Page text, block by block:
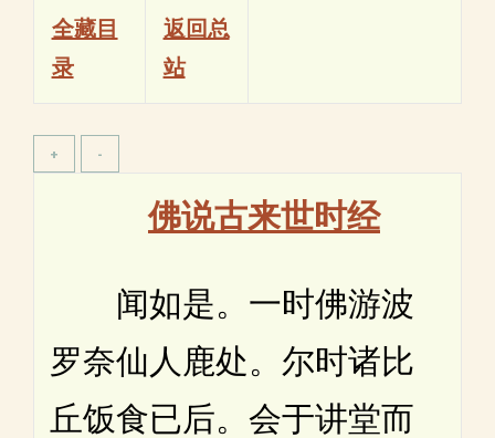
全藏目
录
返回总
站
佛说古来世时经
闻如是。一时佛游波
罗奈仙人鹿处。尔时诸比
丘饭食已后。会于讲堂而